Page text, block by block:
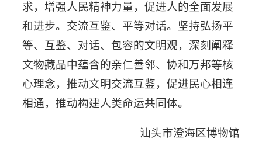
求，增强人民精神力量，促进人的全面发展
和进步。交流互鉴、平等对话。坚持弘扬平
等、互鉴、对话、包容的文明观，深刻阐释
文物藏品中蕴含的亲仁善邻、协和万邦等核
心理念，推动文明交流互鉴，促进民心相连
相通 ， 推动构建人类命运共同体。
汕头市澄海区博物馆